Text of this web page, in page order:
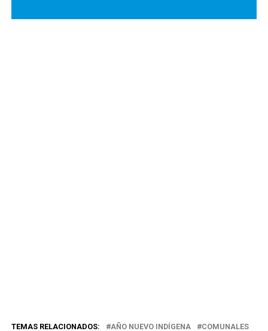
TEMAS RELACIONADOS: AÑO NUEVO INDÍGENA
COMUNALES